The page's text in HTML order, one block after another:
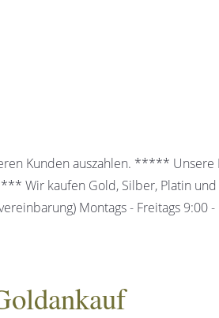
Kunden auszahlen. *****
Wir kaufen Gold, Silber, Platin
Montags - Freitags 9:00